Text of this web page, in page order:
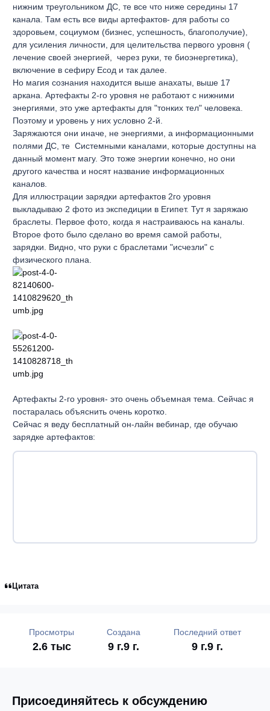
нижним треугольником ДС, те все что ниже середины 17
канала. Там есть все виды артефактов- для работы со
здоровьем, социумом (бизнес, успешность, благополучие),
для усиления личности, для целительства первого уровня (
лечение своей энергией, через руки, те биоэнергетика),
включение в сефиру Есод и так далее.
Но магия сознания находится выше анахаты, выше 17
аркана. Артефакты 2-го уровня не работают с нижними
энергиями, это уже артефакты для "тонких тел" человека.
Поэтому и уровень у них условно 2-й.
Заряжаются они иначе, не энергиями, а информационными
полями ДС, те Системными каналами, которые доступны на
данный момент магу. Это тоже энергии конечно, но они
другого качества и носят название информационных
каналов.
Для иллюстрации зарядки артефактов 2го уровня
выкладываю 2 фото из экспедиции в Египет. Тут я заряжаю
браслеты. Первое фото, когда я настраиваюсь на каналы.
Второе фото было сделано во время самой работы,
зарядки. Видно, что руки с браслетами "исчезли" с
физического плана.
Артефакты 2-го уровня- это очень объемная тема. Сейчас я
постаралась объяснить очень коротко.
Сейчас я веду бесплатный он-лайн вебинар, где обучаю
зарядке артефактов:
Цитата
Просмотры
2.6 тыс
Создана
9 г.9 г.
Последний ответ
9 г.9 г.
Присоединяйтесь к обсуждению